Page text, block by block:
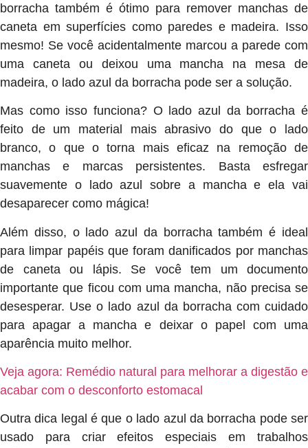
borracha também é ótimo para remover manchas de
caneta em superfícies como paredes e madeira. Isso
mesmo! Se você acidentalmente marcou a parede com
uma caneta ou deixou uma mancha na mesa de
madeira, o lado azul da borracha pode ser a solução.
Mas como isso funciona? O lado azul da borracha é
feito de um material mais abrasivo do que o lado
branco, o que o torna mais eficaz na remoção de
manchas e marcas persistentes. Basta esfregar
suavemente o lado azul sobre a mancha e ela vai
desaparecer como mágica!
Além disso, o lado azul da borracha também é ideal
para limpar papéis que foram danificados por manchas
de caneta ou lápis. Se você tem um documento
importante que ficou com uma mancha, não precisa se
desesperar. Use o lado azul da borracha com cuidado
para apagar a mancha e deixar o papel com uma
aparência muito melhor.
Veja agora: Remédio natural para melhorar a digestão e
acabar com o desconforto estomacal
Outra dica legal é que o lado azul da borracha pode ser
usado para criar efeitos especiais em trabalhos